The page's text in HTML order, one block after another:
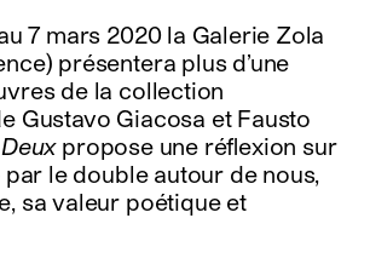
7 mars 2020 la Galerie Zola
présentera plus d’une
de la collection
Gustavo Giacosa et Fausto
propose une réflexion sur
le double autour de nous,
sa valeur poétique et